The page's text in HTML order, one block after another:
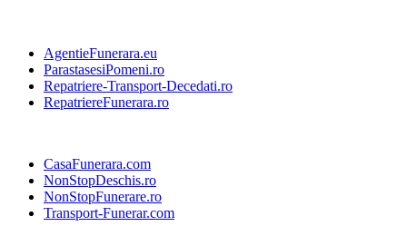
AgentieFunerara.eu
ParastasesiPomeni.ro
Repatriere-Transport-Decedati.ro
RepatriereFunerara.ro
CasaFunerara.com
NonStopDeschis.ro
NonStopFunerare.ro
Transport-Funerar.com